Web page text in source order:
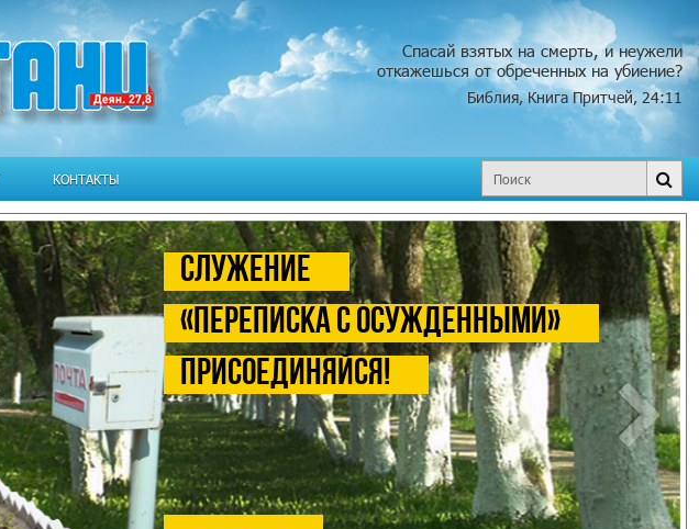
Спасай взятых на смерть, и неужели
откажешься от обреченных на убиение?
Библия, Книга Притчей, 24:11
КОНТАКТЫ
Служение
«Переписка с осужденными»
присоединяйся!